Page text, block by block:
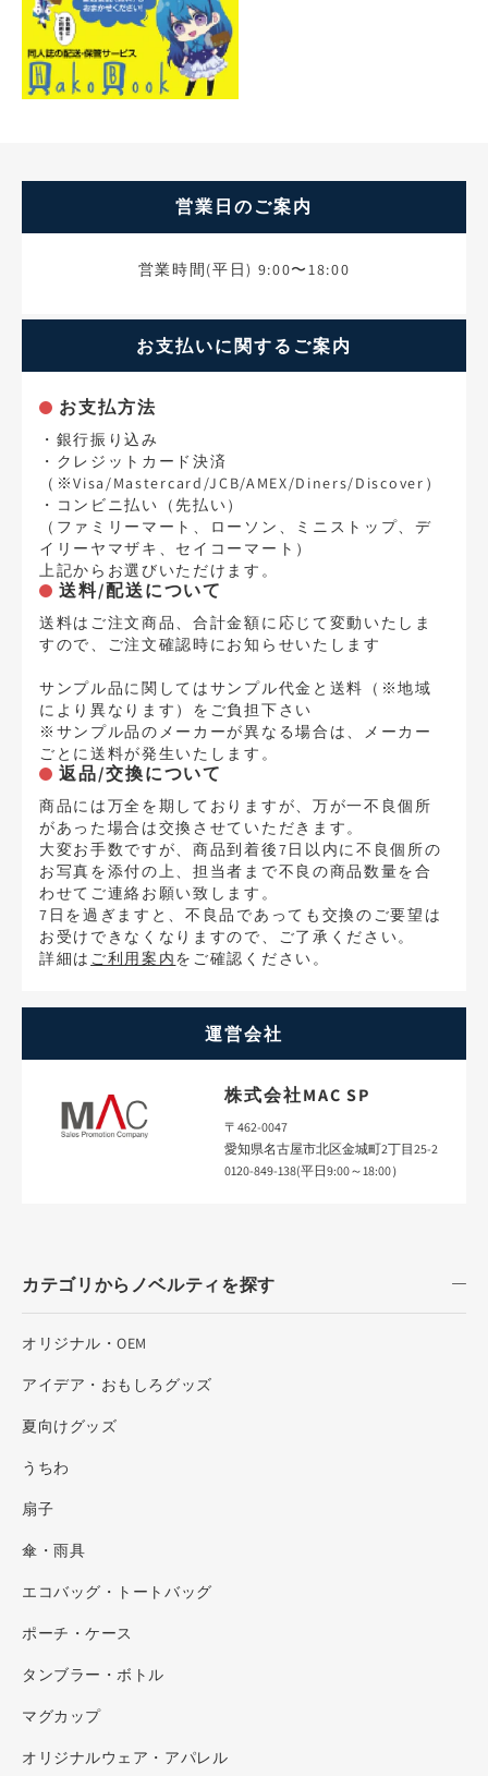
営業日のご案内
営業時間(平日) 9:00〜18:00
お支払いに関するご案内
お支払方法
・銀行振り込み
・クレジットカード決済
（※Visa/Mastercard/JCB/AMEX/Diners/Discover）
・コンビニ払い（先払い）
（ファミリーマート、ローソン、ミニストップ、デ
イリーヤマザキ、セイコーマート）
上記からお選びいただけます。
送料/配送について
送料はご注文商品、合計金額に応じて変動いたしま
すので、ご注文確認時にお知らせいたします
サンプル品に関してはサンプル代金と送料（※地域
により異なります）をご負担下さい
※サンプル品のメーカーが異なる場合は、メーカー
ごとに送料が発生いたします。
返品/交換について
商品には万全を期しておりますが、万が一不良個所
があった場合は交換させていただきます。
大変お手数ですが、商品到着後7日以内に不良個所の
お写真を添付の上、担当者まで不良の商品数量を合
わせてご連絡お願い致します。
7日を過ぎますと、不良品であっても交換のご要望は
お受けできなくなりますので、ご了承ください。
詳細は ご利用案内をご確認ください。
運営会社
株式会社MAC SP
〒462-0047
愛知県名古屋市北区金城町2丁目25-2
0120-849-138(平日9:00～18:00）
カテゴリからノベルティを探す
オリジナル・OEM
アイデア・おもしろグッズ
夏向けグッズ
うちわ
扇子
傘・雨具
エコバッグ・トートバッグ
ポーチ・ケース
タンブラー・ボトル
マグカップ
オリジナルウェア・アパレル